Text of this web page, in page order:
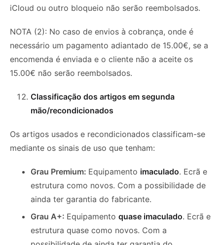
iCloud ou outro bloqueio não serão reembolsados.
NOTA (2): No caso de envios à cobrança, onde é
necessário um pagamento adiantado de 15.00€, se a
encomenda é enviada e o cliente não a aceite os
15.00€ não serão reembolsados.
Classificação dos artigos em segunda
mão/recondicionados
Os artigos usados e recondicionados classificam-se
mediante os sinais de uso que tenham:
Grau Premium: Equipamento imaculado. Ecrã e
estrutura como novos. Com a possibilidade de
ainda ter garantia do fabricante.
Grau A+: Equipamento quase imaculado. Ecrã e
estrutura quase como novos. Com a